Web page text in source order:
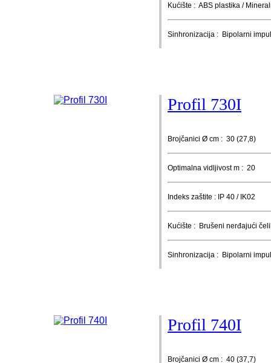
Kućište : ABS plastika /
Sinhronizacija : Bipolarni
Profil 730I
Brojčanici Ø cm : 30 (27,8)
Optimalna vidljivost m : 20
Indeks zaštite : IP 40 / IK02
Kućište : Brušeni nerđajući
Sinhronizacija : Bipolarni
Profil 740I
Brojčanici Ø cm : 40 (37,7)